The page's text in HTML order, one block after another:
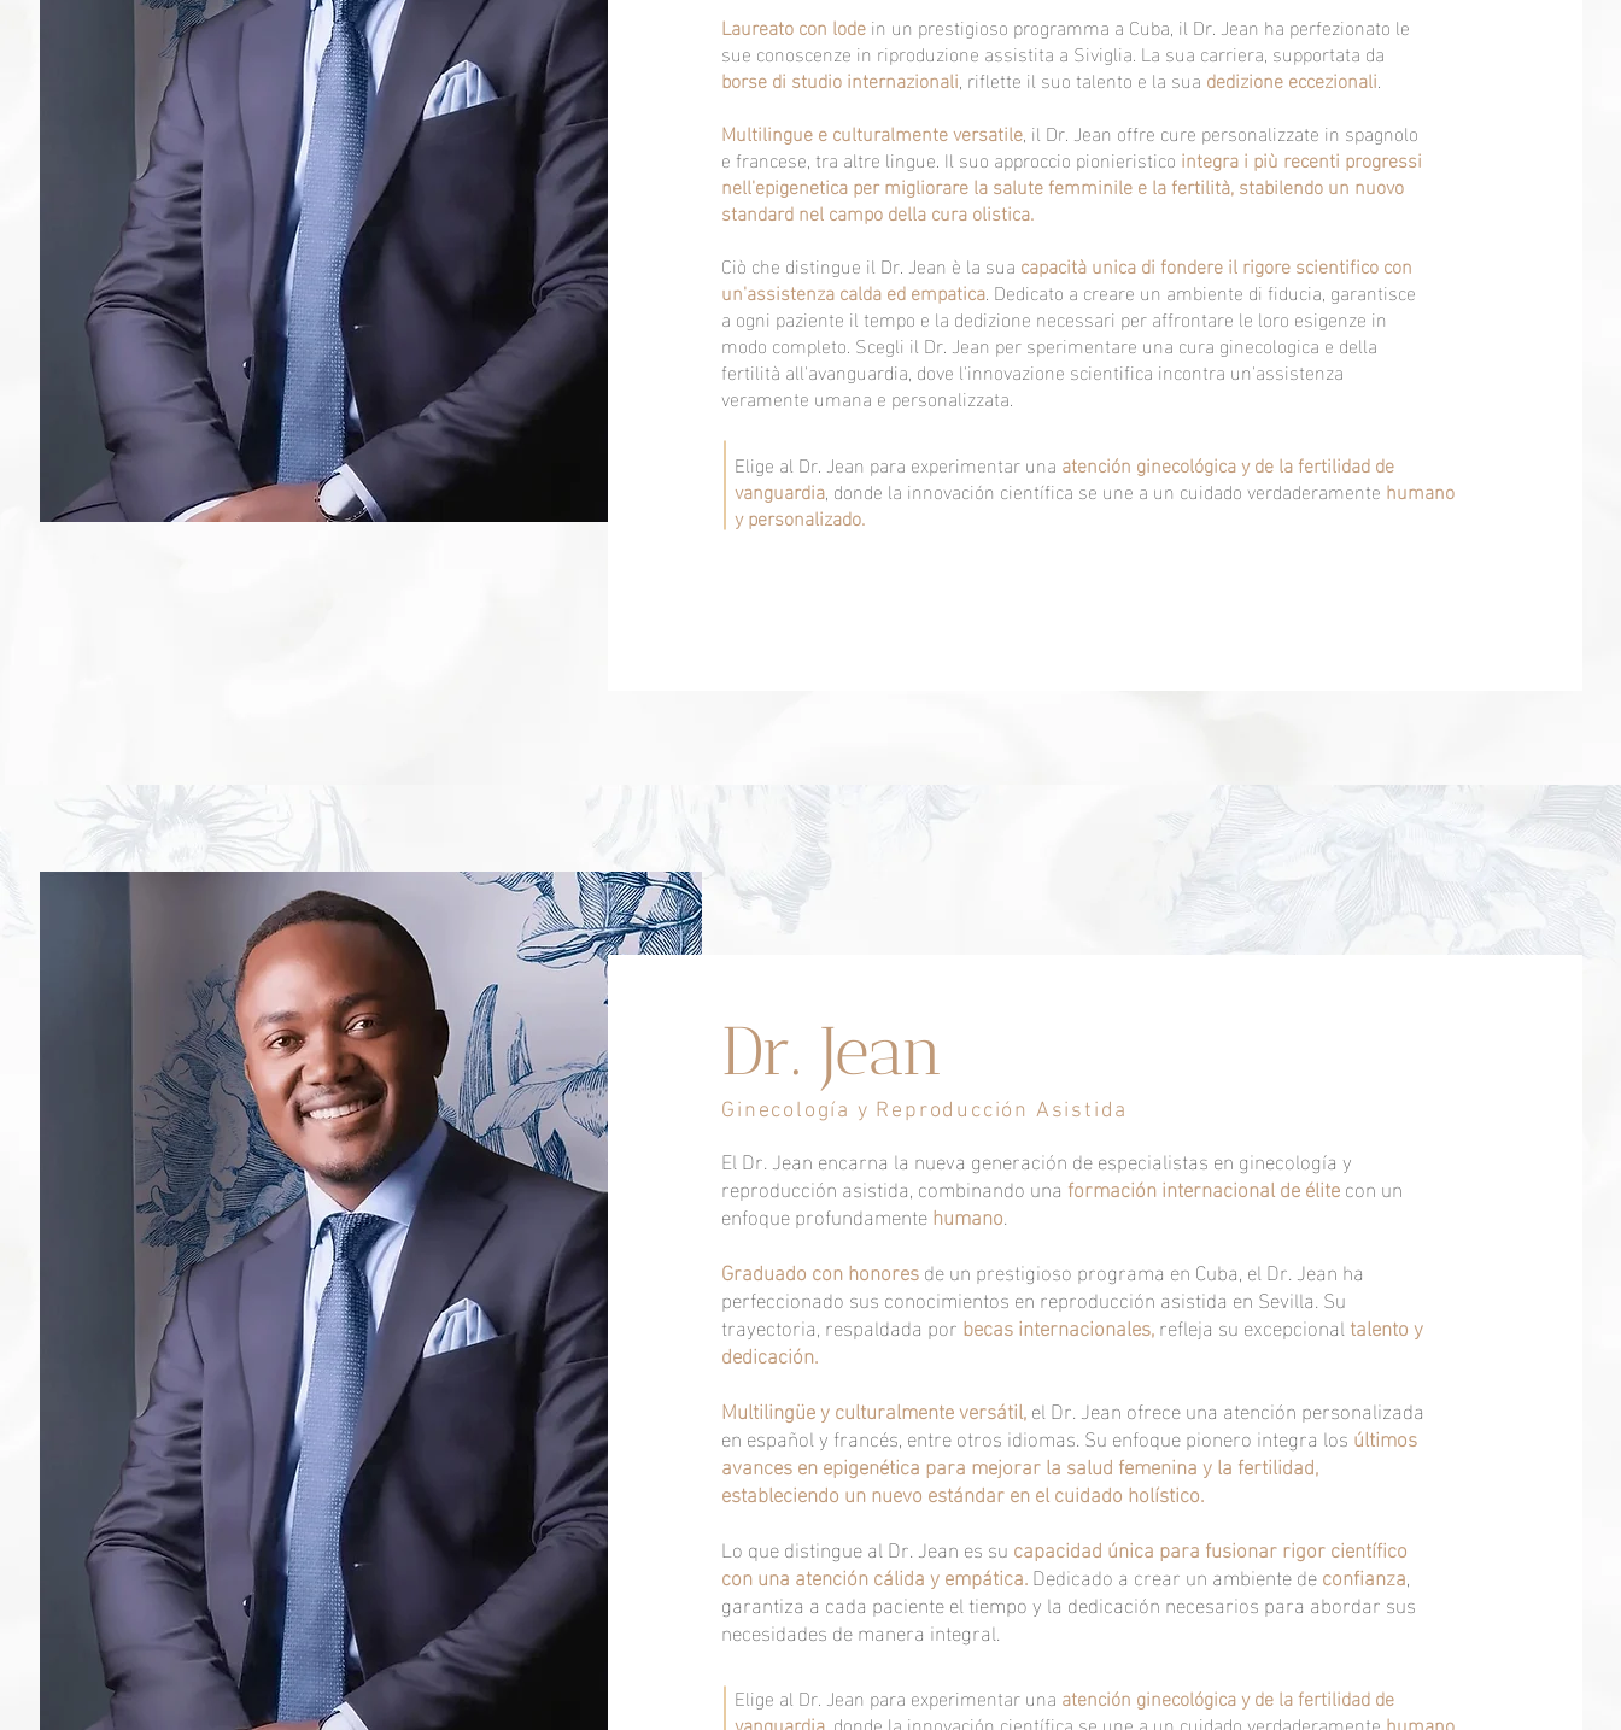
Laureato con lodein un prestigioso programma a Cuba, il Dr. Jean ha perfezionato le
sue conoscenze in riproduzione assistita a Siviglia. La sua carriera, supportata da
borse di studio internazionali, riflette il suo talento e la sua dedizione eccezionali.
Multilingue e culturalmente versatile, il Dr. Jean offre cure personalizzate in spagnolo
e francese, tra altre lingue. Il suo approccio pionieristico integra i più recenti progressi
nell'epigenetica per migliorare la salute femminile e la fertilità, stabilendo un nuovo
standard nel campo della cura olistica.
Ciò che distingue il Dr. Jean è la sua capacità unica di fondere il rigore scientifico con
un'assistenza calda ed empatica. Dedicato a creare un ambiente di fiducia, garantisce
a ogni paziente il tempo e la dedizione necessari per affrontare le loro esigenze in
modo completo. Scegli il Dr. Jean per sperimentare una cura ginecologica e della
fertilità all'avanguardia, dove l'innovazione scientifica incontra un'assistenza
veramente umana e personalizzata.
Elige al Dr. Jean para experimentar una atención ginecológica y de la fertilidad de
vanguardia, donde la innovación científica se une a un cuidado verdaderamente humano
y personalizado.
Dr. Jean
Ginecología y Reproducción Asistida
El Dr. Jean encarna la nueva generación de especialistas en ginecología y
reproducción asistida, combinando una formación internacional de élitecon un
enfoque profundamentehumano.
Graduado con honoresde un prestigioso programa en Cuba, el Dr. Jean ha
perfeccionado sus conocimientos en reproducción asistida en Sevilla. Su
trayectoria, respaldada porbecas internacionales,refleja su excepcionaltalento y
dedicación.
Multilingüe y culturalmente versátil,el Dr. Jean ofrece una atención personalizada
en español y francés, entre otros idiomas. Su enfoque pionero integra losúltimos
avances en epigenética para mejorar la salud femenina y la fertilidad,
estableciendo un nuevo estándar en el cuidado holístico.
Lo que distingue al Dr. Jean es sucapacidad única para fusionar rigor científico
con una atención cálida y empática.Dedicado a crear un ambiente deconfianza,
garantiza a cada paciente el tiempo y la dedicación necesarios para abordar sus
necesidades de manera integral.
Elige al Dr. Jean para experimentar una atención ginecológica y de la fertilidad de